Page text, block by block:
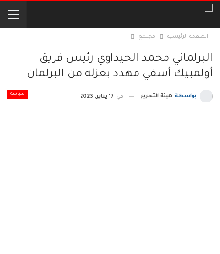
الصفحة الرئيسية مجتمع
البرلماني محمد الحيداوي رئيس فريق
أولمبيك أسفي مهدد بعزله من البرلمان
سياسة بواسطة هيئة التحرير في 17 يناير, 2023